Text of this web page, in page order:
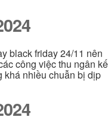
black friday 24/11 nên
công việc thu ngân kế
khá nhiều chuẫn bị dịp